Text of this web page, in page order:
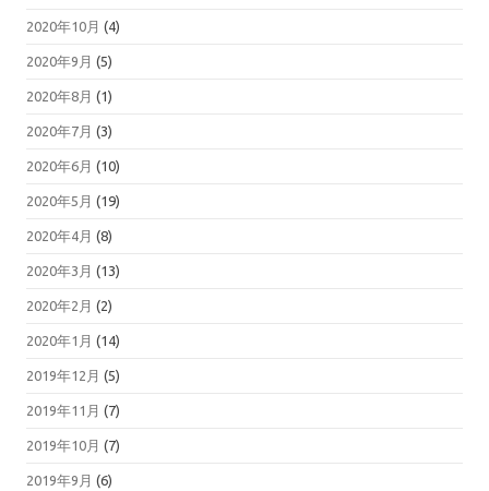
2020年10月 (4)
2020年9月 (5)
2020年8月 (1)
2020年7月 (3)
2020年6月 (10)
2020年5月 (19)
2020年4月 (8)
2020年3月 (13)
2020年2月 (2)
2020年1月 (14)
2019年12月 (5)
2019年11月 (7)
2019年10月 (7)
2019年9月 (6)